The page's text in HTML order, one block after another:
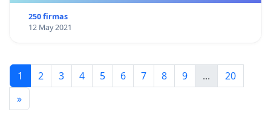
250 firmas
12 May 2021
1 2 3 4 5 6 7 8 9 ...
20
»